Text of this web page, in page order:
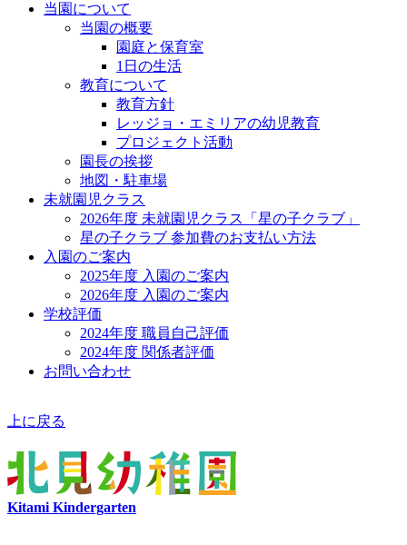
当園について
当園の概要
園庭と保育室
1日の生活
教育について
教育方針
レッジョ・エミリアの幼児教育
プロジェクト活動
園長の挨拶
地図・駐車場
未就園児クラス
2026年度 未就園児クラス「星の子クラブ」
星の子クラブ 参加費のお支払い方法
入園のご案内
2025年度 入園のご案内
2026年度 入園のご案内
学校評価
2024年度 職員自己評価
2024年度 関係者評価
お問い合わせ
上に戻る
Kitami Kindergarten